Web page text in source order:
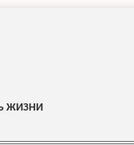
ЖИЗНИ